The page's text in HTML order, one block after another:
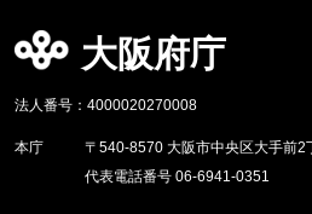
大阪府庁
法人番号：4000020270008
本庁
〒540-8570 大阪市中央区大手前2
代表電話番号 06-6941-0351